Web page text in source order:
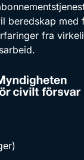
beredskap med
fra